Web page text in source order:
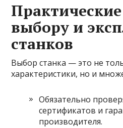
выбору и
станков
Выбор станка — это не
характеристики, но и
Обязательно
сертификатов и
производителя.